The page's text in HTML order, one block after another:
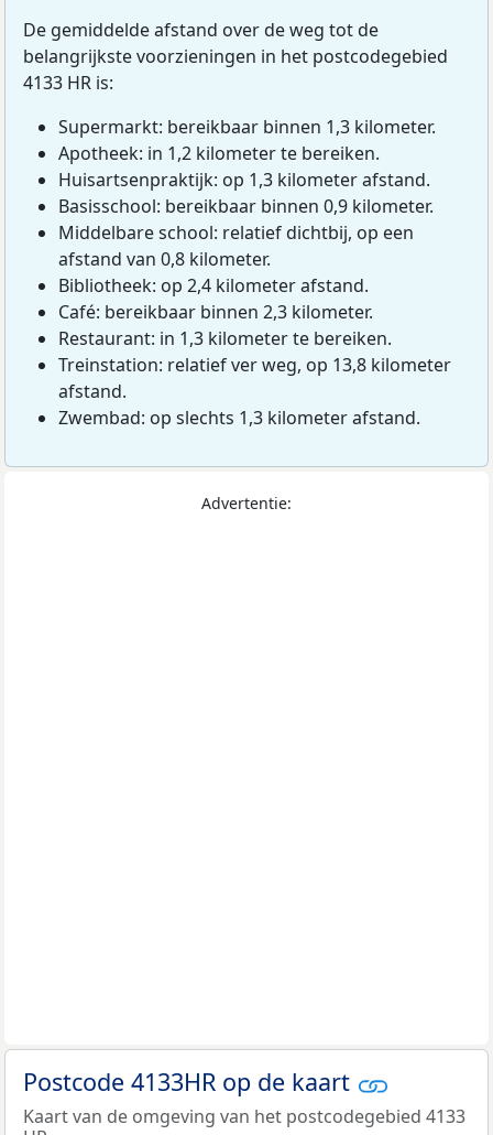
De gemiddelde afstand over de weg tot de
belangrijkste voorzieningen in het postcodegebied
4133 HR is:
Supermarkt: bereikbaar binnen 1,3 kilometer.
Apotheek: in 1,2 kilometer te bereiken.
Huisartsenpraktijk: op 1,3 kilometer afstand.
Basisschool: bereikbaar binnen 0,9 kilometer.
Middelbare school: relatief dichtbij, op een
afstand van 0,8 kilometer.
Bibliotheek: op 2,4 kilometer afstand.
Café: bereikbaar binnen 2,3 kilometer.
Restaurant: in 1,3 kilometer te bereiken.
Treinstation: relatief ver weg, op 13,8 kilometer
afstand.
Zwembad: op slechts 1,3 kilometer afstand.
Advertentie:
Postcode 4133HR op de kaart
Kaart van de omgeving van het postcodegebied 4133